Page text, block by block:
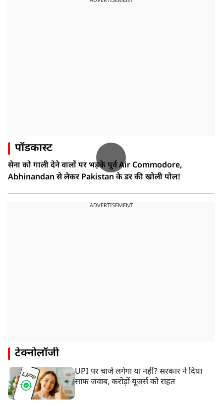
पॉडकास्ट
सेना को गाली देने वालों पर भड़के पूर्व Air Commodore,
Abhinandan से लेकर Pakistan के डर की खोली पोल!
ADVERTISEMENT
टेक्नोलॉजी
UPI पर चार्ज लगेगा या नहीं? सरकार ने दिया
साफ जवाब, करोड़ों यूजर्स को राहत